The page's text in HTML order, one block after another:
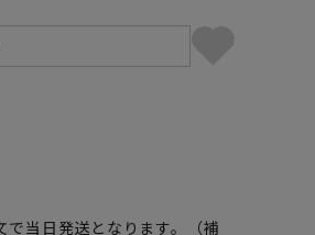
当日発送となります。（補